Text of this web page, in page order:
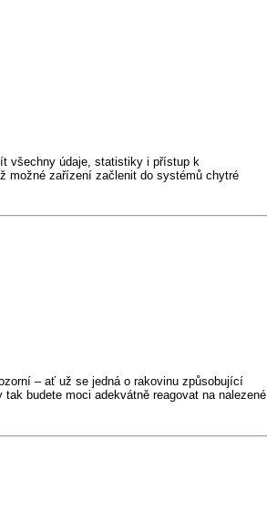
všechny údaje, statistiky i přístup k
možné zařízení začlenit do systémů chytré
– ať už se jedná o rakovinu způsobující
tak budete moci adekvátně reagovat na nalezené